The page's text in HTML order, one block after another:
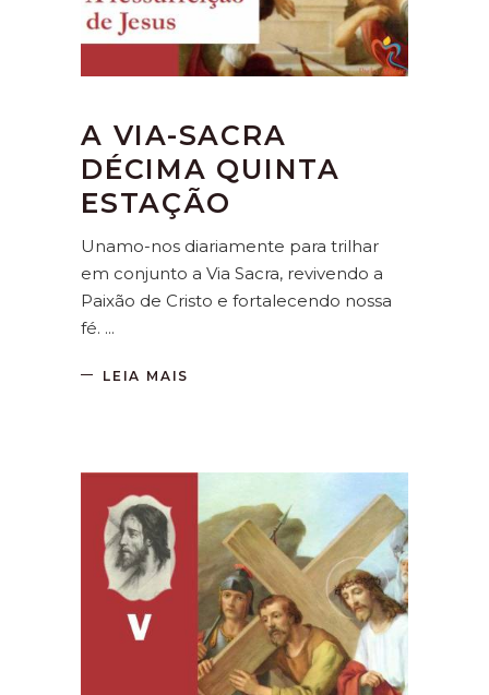
A VIA-SACRA
DÉCIMA QUINTA
ESTAÇÃO
Unamo-nos diariamente para trilhar
em conjunto a Via Sacra, revivendo a
Paixão de Cristo e fortalecendo nossa
fé.
LEIA MAIS